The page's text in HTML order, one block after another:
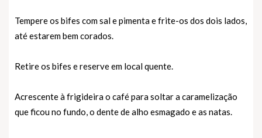
Tempere os bifes com sal e pimenta e frite-os dos dois lados,
até estarem bem corados.
Retire os bifes e reserve em local quente.
Acrescente à frigideira o café para soltar a caramelização
que ficou no fundo, o dente de alho esmagado e as natas.